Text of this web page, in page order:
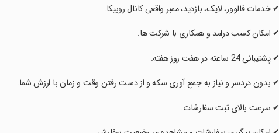
‏‏‏‏‏‏‏‏✔ خدمات فالوور، لایک، بازدید، ممبر واقعی کانال روبیکا.
‏‏‏‏‏‏‏‏✔ امکان کسب درامد و همکاری با شرکت ها.
‏‏‏‏‏‏‏‏✔ پشتیبانی 24 ساعته در هفت روز هفته.
‏‏‏‏‏‏‏‏✔ بدون دردسر و نیاز به جمع آوری سکه و از دست رفتن وقت و زمان با ارزش شما.
‏‏‏‏‏‏‏‏✔ سرعت بالای ثبت سفارشات.